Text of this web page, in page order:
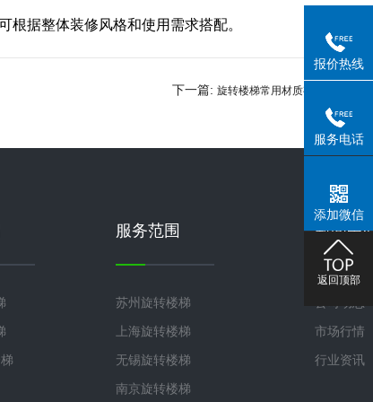
据整体装修风格和使用需求搭配。
下一篇: 旋转楼梯常用材质有哪
些？各有什么优缺点？
服务范围
苏州旋转楼梯
上海旋转楼梯
无锡旋转楼梯
南京旋转楼梯
新闻中
市场行情
行业资讯
报价热线
服务电话
添加微信
返回顶部